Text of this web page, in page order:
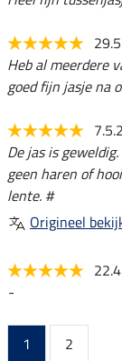
Heb al meerdere
goed fijn jasje na
De jas is
geen haren of
lente. #
Origineel
-
1
2